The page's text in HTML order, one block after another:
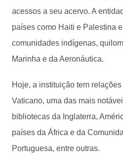
acessos a seu acervo. A
países como Haiti e Palestina
comunidades indígenas,
Marinha e da Aeronáutica.
Hoje, a instituição tem
Vaticano, uma das mais
bibliotecas da Inglaterra,
países da África e da
Portuguesa, entre outras.